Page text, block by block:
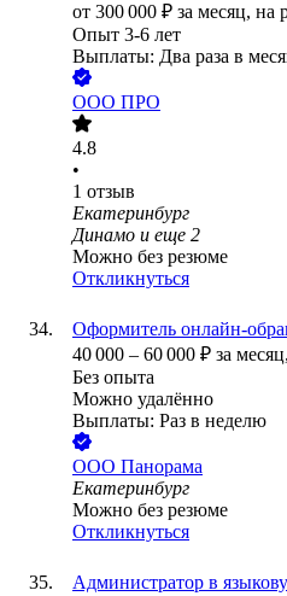
от 300 000 ₽ за месяц, на
Опыт 3-6 лет
Выплаты: Два раза в
ООО ПРО
4.8
•
1 отзыв
Екатеринбург
Динамо и еще 2
Можно без резюме
Откликнуться
Оформитель онлайн-
40 000 – 60 000 ₽ за месяц,
Без опыта
Можно удалённо
Выплаты: Раз в неделю
ООО Панорама
Екатеринбург
Можно без резюме
Откликнуться
Администратор в